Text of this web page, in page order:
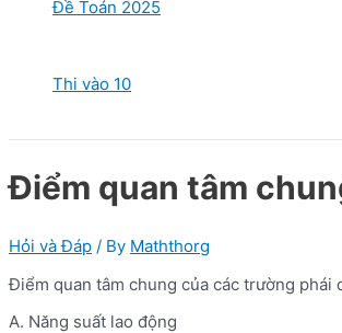
Đề Toán 2025
Thi vào 10
Điểm quan tâm
Hỏi và Đáp / By Maththorg
Điểm quan tâm chung của các trường phái
A. Năng suất lao động